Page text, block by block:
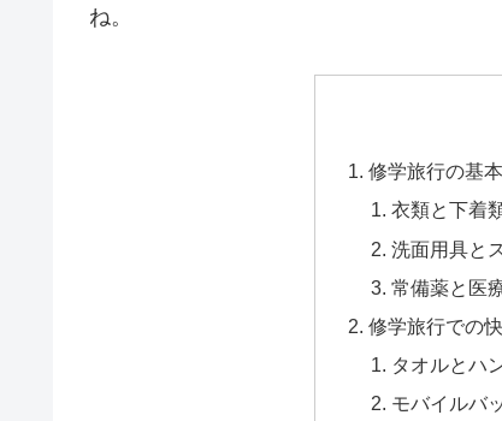
ね。
修学旅行の基
衣類と下着
洗面用具と
常備薬と医
修学旅行での
タオルとハ
モバイルバ